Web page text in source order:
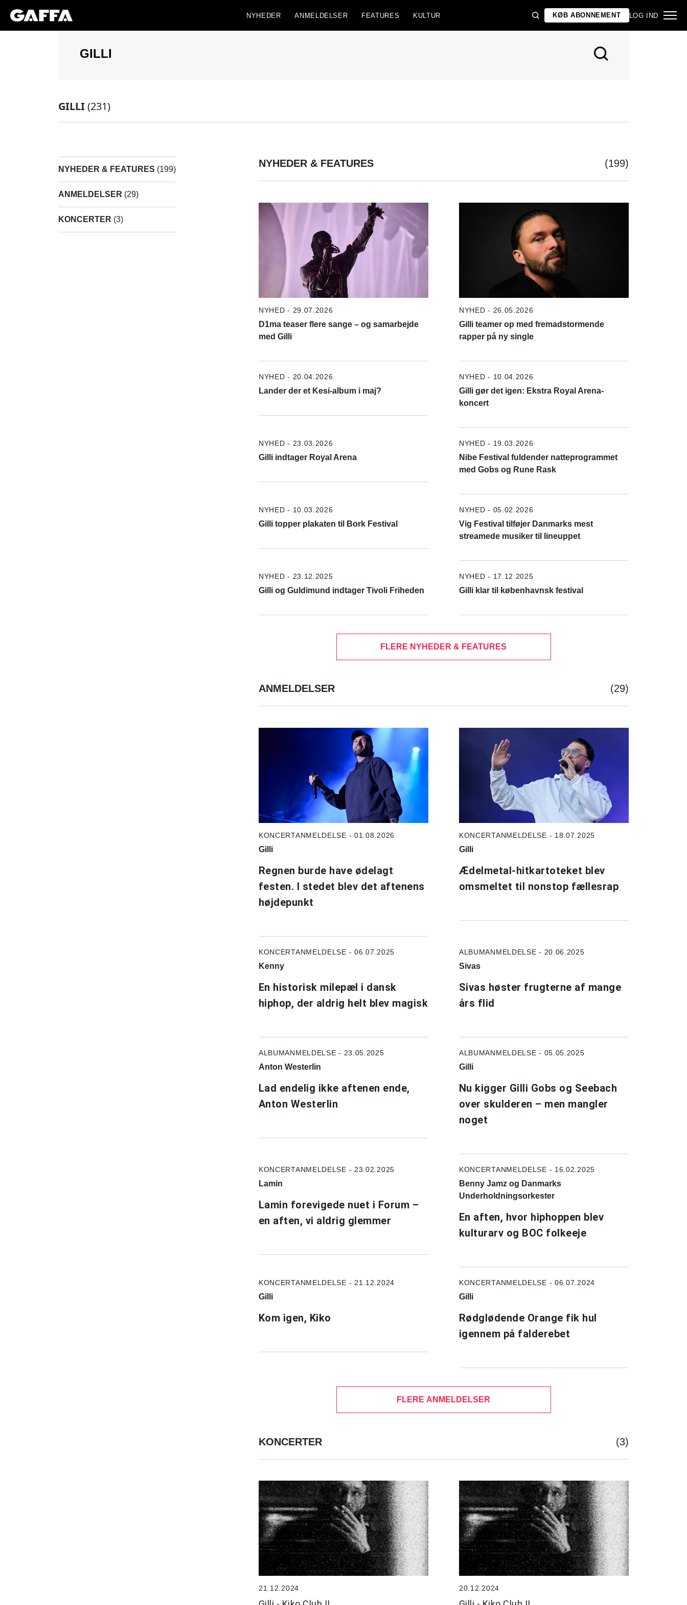
NYHEDER ANMELDELSER FEATURES KULTUR KØB ABONNEMENT LOG IND
GILLI(231)
NYHEDER & FEATURES (199)
ANMELDELSER (29)
KONCERTER (3)
NYHEDER & FEATURES (199)
NYHED - 29.07.2026
D1ma teaser flere sange – og samarbejde
med Gilli
NYHED - 26.05.2026
Gilli teamer op med fremadstormende
rapper på ny single
NYHED - 20.04.2026
Lander der et Kesi-album i maj?
NYHED - 10.04.2026
Gilli gør det igen: Ekstra Royal Arena-
koncert
NYHED - 23.03.2026
Gilli indtager Royal Arena
NYHED - 19.03.2026
Nibe Festival fuldender natteprogrammet
med Gobs og Rune Rask
NYHED - 10.03.2026
Gilli topper plakaten til Bork Festival
NYHED - 05.02.2026
Vig Festival tilføjer Danmarks mest
streamede musiker til lineuppet
NYHED - 23.12.2025
Gilli og Guldimund indtager Tivoli Friheden
NYHED - 17.12.2025
Gilli klar til københavnsk festival
FLERE NYHEDER & FEATURES
ANMELDELSER (29)
KONCERTANMELDELSE - 01.08.2026
Gilli
Regnen burde have ødelagt
festen. I stedet blev det aftenens
højdepunkt
KONCERTANMELDELSE - 18.07.2025
Gilli
Ædelmetal-hitkartoteket blev
omsmeltet til nonstop fællesrap
KONCERTANMELDELSE - 06.07.2025
Kenny
En historisk milepæl i dansk
hiphop, der aldrig helt blev magisk
ALBUMANMELDELSE - 20.06.2025
Sivas
Sivas høster frugterne af mange
års flid
ALBUMANMELDELSE - 23.05.2025
Anton Westerlin
Lad endelig ikke aftenen ende,
Anton Westerlin
ALBUMANMELDELSE - 05.05.2025
Gilli
Nu kigger Gilli Gobs og Seebach
over skulderen – men mangler
noget
KONCERTANMELDELSE - 23.02.2025
Lamin
Lamin forevigede nuet i Forum –
en aften, vi aldrig glemmer
KONCERTANMELDELSE - 16.02.2025
Benny Jamz og Danmarks
Underholdningsorkester
En aften, hvor hiphoppen blev
kulturarv og BOC folkeeje
KONCERTANMELDELSE - 21.12.2024
Gilli
Kom igen, Kiko
KONCERTANMELDELSE - 06.07.2024
Gilli
Rødglødende Orange fik hul
igennem på falderebet
FLERE ANMELDELSER
KONCERTER (3)
21.12.2024 20.12.2024